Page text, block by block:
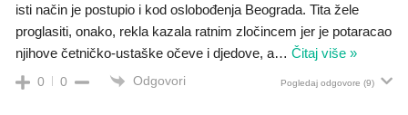
isti način je postupio i kod oslobođenja Beograda. Tita žele
proglasiti, onako, rekla kazala ratnim zločincem jer je potaracao
njihove četničko-ustaške očeve i djedove, a… Čitaj više »
0 0 Odgovori Pogledaj odgovore (9)